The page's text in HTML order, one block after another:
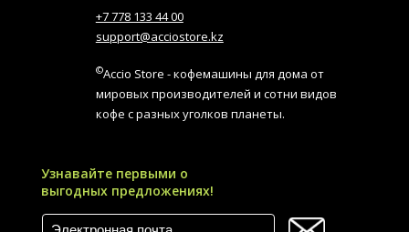
+7 778 133 44 00
support@acciostore.kz
©Accio Store - кофемашины для дома от
мировых производителей и сотни видов
кофе с разных уголков планеты.
Узнавайте первыми о
выгодных предложениях!